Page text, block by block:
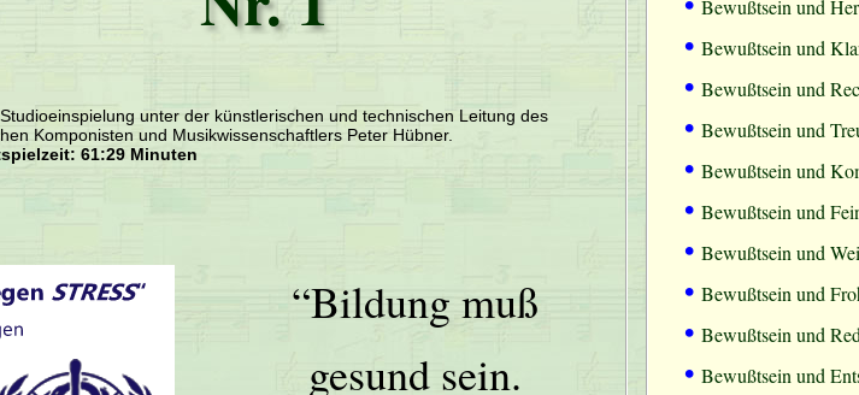
unter der künstlerischen und technischen Leitung des
Komponisten und Musikwissenschaftlers Peter Hübner.
61:29 Minuten
“Bildung muß
gesund sein.
Bewußtsein und
• Bewußtsein und
• Bewußtsein und
• Bewußtsein und
• Bewußtsein und
• Bewußtsein und
• Bewußtsein und
• Bewußtsein und
• Bewußtsein und
• Bewußtsein und